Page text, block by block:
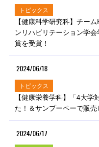
トピックス
【健康科学研究科】チー
ンリハビリテーション学
賞を受賞！
2024/06/18
トピックス
【健康栄養学科】「4大学
た！＆サンプーペーで販
2024/06/17